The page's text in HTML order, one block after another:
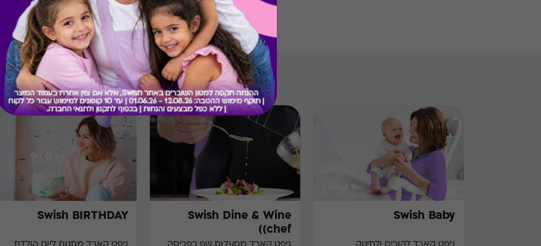
מתנות ששווה לך להכיר
Swish Baby
גיפט קארד להורים ולתינוק
Swish Dine & Wine
(chef)
גיפט קארד מסעדות שף בפריסה
Swish BIRTHDAY
גיפט קארד מתנות ליום הולדת